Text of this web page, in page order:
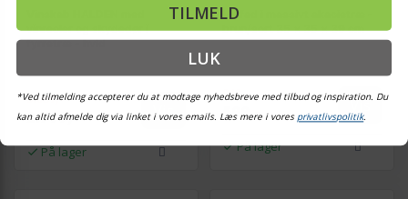
vinreoler og skydedør i
fyrretræ - hvid
3.089,-
2.799,- Vis
På lager
Vinfad i massivt akacietræ -
brun/sort 35 × 35 × 39 cm
948,-
599,- Vis
På lager
TILMELD
LUK
*Ved tilmelding accepterer du at modtage nyhedsbreve med tilbud og inspiration. Du
kan altid afmelde dig via linket i vores emails. Læs mere i vores privatlivspolitik.